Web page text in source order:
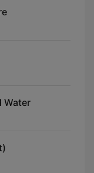
Water